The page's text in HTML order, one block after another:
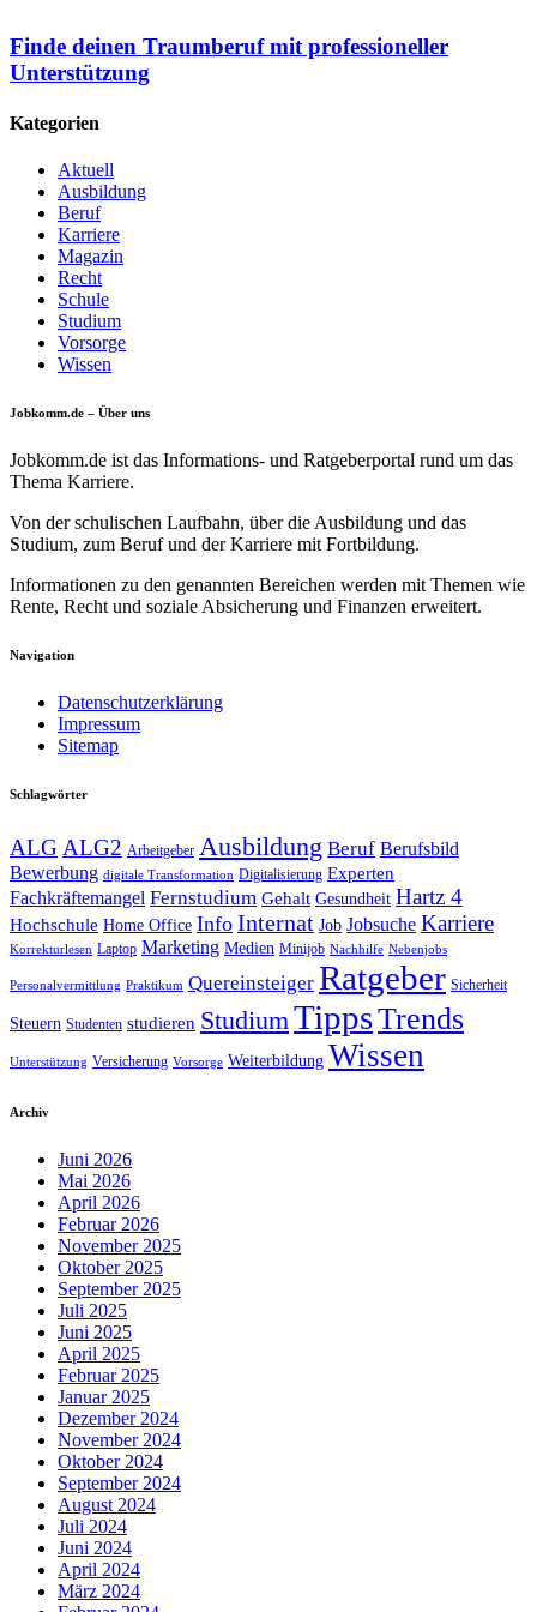
Finde deinen Traumberuf mit professioneller
Unterstützung
Kategorien
Aktuell
Ausbildung
Beruf
Karriere
Magazin
Recht
Schule
Studium
Vorsorge
Wissen
Jobkomm.de – Über uns
Jobkomm.de ist das Informations- und Ratgeberportal rund um das
Thema Karriere.
Von der schulischen Laufbahn, über die Ausbildung und das
Studium, zum Beruf und der Karriere mit Fortbildung.
Informationen zu den genannten Bereichen werden mit Themen wie
Rente, Recht und soziale Absicherung und Finanzen erweitert.
Navigation
Datenschutzerklärung
Impressum
Sitemap
Schlagwörter
ALG ALG2 Arbeitgeber Ausbildung Beruf Berufsbild
Bewerbung digitale Transformation Digitalisierung Experten
Fachkräftemangel Fernstudium Gehalt Gesundheit Hartz 4
Hochschule Home Office Info Internat Job Jobsuche Karriere
Korrekturlesen Laptop Marketing Medien Minijob Nachhilfe Nebenjobs
Personalvermittlung Praktikum Quereinsteiger Ratgeber Sicherheit
Steuern Studenten studieren Studium TippsTrends
Unterstützung Versicherung Vorsorge Weiterbildung Wissen
Archiv
Juni 2026
Mai 2026
April 2026
Februar 2026
November 2025
Oktober 2025
September 2025
Juli 2025
Juni 2025
April 2025
Februar 2025
Januar 2025
Dezember 2024
November 2024
Oktober 2024
September 2024
August 2024
Juli 2024
Juni 2024
April 2024
März 2024